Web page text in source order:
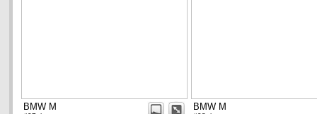
BMW M BMW M